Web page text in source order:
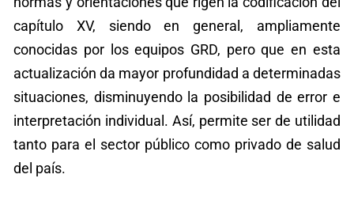
capítulo XV, siendo en general, ampliamente
conocidas por los equipos GRD, pero que en esta
actualización da mayor profundidad a determinadas
situaciones, disminuyendo la posibilidad de error e
interpretación individual. Así, permite ser de utilidad
tanto para el sector público como privado de salud
del país.